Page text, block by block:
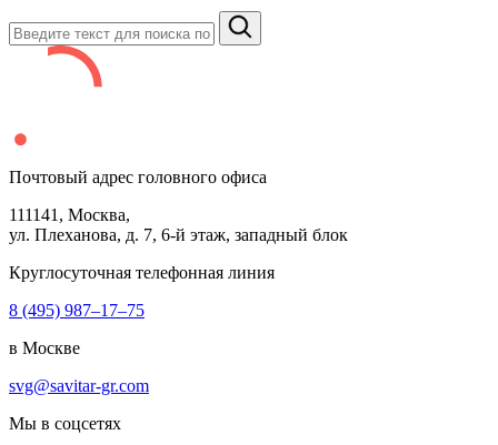
Почтовый адрес головного офиса
111141 , Москва,
ул. Плеханова, д. 7, 6-й этаж, западный блок
Круглосуточная телефонная линия
8 (495) 987–17–75
в Москве
svg@savitar-gr.com
Мы в соцсетях